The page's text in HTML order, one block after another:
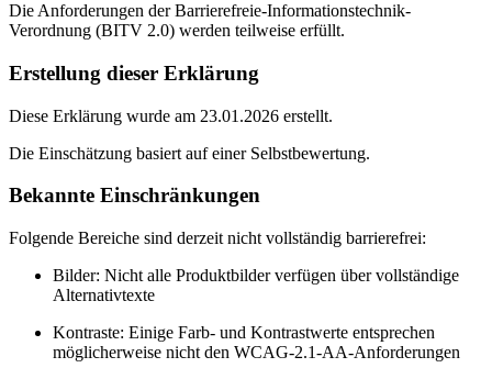
Die Anforderungen der Barrierefreie-Informationstechnik-
Verordnung (BITV 2.0) werden teilweise erfüllt.
Erstellung dieser Erklärung
Diese Erklärung wurde am 23.01.2026 erstellt.
Die Einschätzung basiert auf einer Selbstbewertung.
Bekannte Einschränkungen
Folgende Bereiche sind derzeit nicht vollständig barrierefrei:
Bilder: Nicht alle Produktbilder verfügen über vollständige
Alternativtexte
Kontraste: Einige Farb- und Kontrastwerte entsprechen
möglicherweise nicht den WCAG-2.1-AA-Anforderungen